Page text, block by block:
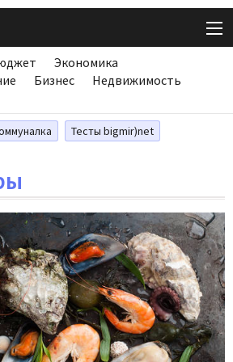
Экономика
Бизнес
Недвижимость
Тесты bigmir)net